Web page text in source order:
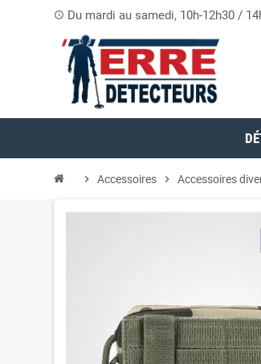
access_time Du mardi au samedi, 10h-12h30 /
chevron_right Accessoires chevron_right Accessoires